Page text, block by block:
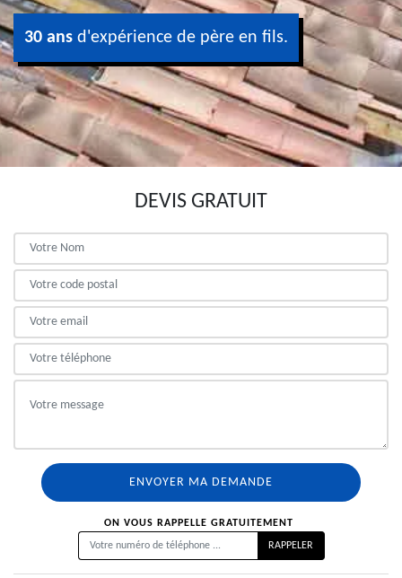
30 ans d'expérience de père en fils.
DEVIS GRATUIT
ON VOUS RAPPELLE GRATUITEMENT